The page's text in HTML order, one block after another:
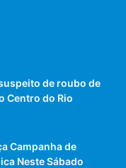
de roubo de
Centro do Rio
Campanha de
Neste Sábado